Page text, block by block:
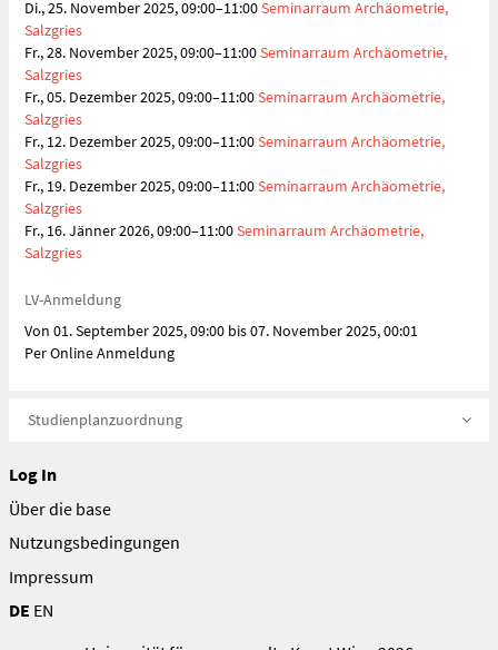
Di., 25. November 2025, 09:00–11:00Seminarraum Archäometrie,
Salzgries
Fr., 28. November 2025, 09:00–11:00Seminarraum Archäometrie,
Salzgries
Fr., 05. Dezember 2025, 09:00–11:00Seminarraum Archäometrie,
Salzgries
Fr., 12. Dezember 2025, 09:00–11:00Seminarraum Archäometrie,
Salzgries
Fr., 19. Dezember 2025, 09:00–11:00Seminarraum Archäometrie,
Salzgries
Fr., 16. Jänner 2026, 09:00–11:00Seminarraum Archäometrie,
Salzgries
LV-Anmeldung
Von 01. September 2025, 09:00 bis 07. November 2025, 00:01
Per Online Anmeldung
Studienplanzuordnung
Log In
Über die base
Nutzungsbedingungen
Impressum
DE EN